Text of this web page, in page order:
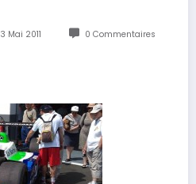
3 Mai 2011 0 Commentaires